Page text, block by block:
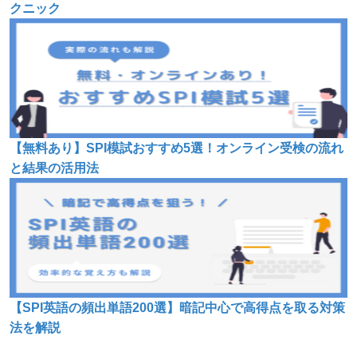
クニック
【無料あり】SPI模試おすすめ5選！オンライン受検の流れ
と結果の活用法
【SPI英語の頻出単語200選】暗記中心で高得点を取る対策
法を解説